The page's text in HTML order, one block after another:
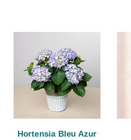
Hortensia Bleu Azur